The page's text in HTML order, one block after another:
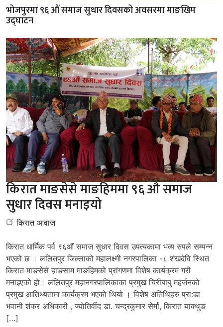
भोजपुरमा ९६ औं समाज सुधार दिवसको अवसरमा माङखिम
उद्घाटन
किरात माङसेसे माङहिममा ९६ औ समाज
सुधार दिवस मनाइयो
किरात आवाज
किरात धार्मिक पर्व ९६औं समाज सुधार दिवस उपत्यकामा भव्य रुपले सम्पन्न
भएको छ । ललितपुर जिल्लाको महालक्ष्मी नगरपालिका -८ शंखदेवि स्थित
किरात माङसेसे हाङसाम माङहिमको प्रांगणमा विशेष कार्यक्रम गरी
मनाइएको हो। ललितपुर महानगरपालिकाका प्रमुख चिरीबाबु महर्जनको
प्रमुख आतिथ्यतामा कार्यक्रम भएको थियो । विशेष अतिथिहरु प्रा:डा
भवानी शंकर अधिकारी , ज्योतिर्वीद डा. चन्द्रकुमार सेर्मा, किरात याक्थुङ
[…]